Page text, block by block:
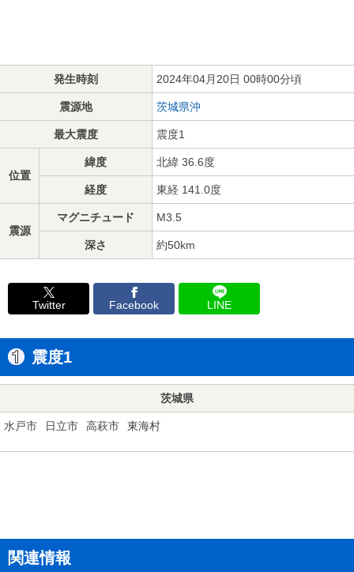
発生時刻 2024年04月20日 00時00分頃
震源地 茨城県沖
最大震度 震度1
位置
緯度 北緯 36.6度
経度 東経 141.0度
震源
マグニチュード M3.5
深さ 約50km
Twitter Facebook LINE
震度1
茨城県
水戸市 日立市 高萩市 東海村
関連情報